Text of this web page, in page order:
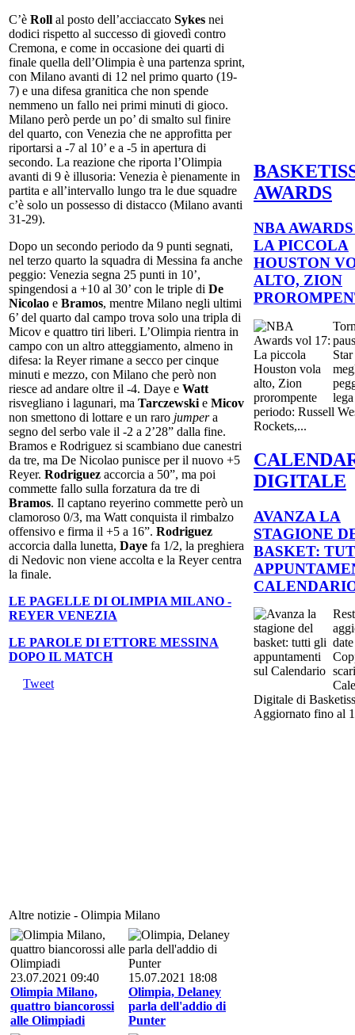
C’è Roll al posto dell’acciaccato Sykes nei
dodici rispetto al successo di giovedì contro
Cremona, e come in occasione dei quarti di
finale quella dell’Olimpia è una partenza sprint,
con Milano avanti di 12 nel primo quarto (19-
7) e una difesa granitica che non spende
nemmeno un fallo nei primi minuti di gioco.
Milano però perde un po’ di smalto sul finire
del quarto, con Venezia che ne approfitta per
riportarsi a -7 al 10’ e a -5 in apertura di
secondo. La reazione che riporta l’Olimpia
avanti di 9 è illusoria: Venezia è pienamente in
partita e all’intervallo lungo tra le due squadre
c’è solo un possesso di distacco (Milano avanti
31-29).
Dopo un secondo periodo da 9 punti segnati,
nel terzo quarto la squadra di Messina fa anche
peggio: Venezia segna 25 punti in 10’,
spingendosi a +10 al 30’ con le triple di De
Nicolao e Bramos, mentre Milano negli ultimi
6’ del quarto dal campo trova solo una tripla di
Micov e quattro tiri liberi. L’Olimpia rientra in
campo con un altro atteggiamento, almeno in
difesa: la Reyer rimane a secco per cinque
minuti e mezzo, con Milano che però non
riesce ad andare oltre il -4. Daye e Watt
risvegliano i lagunari, ma Tarczewski e Micov
non smettono di lottare e un raro jumpera
segno del serbo vale il -2 a 2’28” dalla fine.
Bramos e Rodriguez si scambiano due canestri
da tre, ma De Nicolao punisce per il nuovo +5
Reyer. Rodriguez accorcia a 50”, ma poi
commette fallo sulla forzatura da tre di
Bramos. Il captano reyerino commette però un
clamoroso 0/3, ma Watt conquista il rimbalzo
offensivo e firma il +5 a 16”. Rodriguez
accorcia dalla lunetta, Daye fa 1/2, la preghiera
di Nedovic non viene accolta e la Reyer centra
la finale.
LE PAGELLE DI OLIMPIA MILANO -
REYER VENEZIA
LE PAROLE DI ETTORE MESSINA
DOPO IL MATCH
Tweet
Altre notizie - Olimpia Milano
23.07.2021 09:40
Olimpia Milano,
quattro biancorossi
alle Olimpiadi
15.07.2021 18:08
Olimpia, Delaney
parla dell'addio di
Punter
AWARDS
NBA
LA PICCOLA
HOUSTON
ALTO, ZION
periodo: Russell
Rockets,...
DIGITALE
AVANZA LA
STAGIONE
BASKET:
Digitale di
Aggiornato fino al